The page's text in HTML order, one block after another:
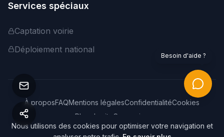
Services spéciaux
Captation voirie
Déploiement national
©2026 Webvisite. Tous droits réservés.
À proposFAQMentions légalesConfidentialitéCookies
Plan du site
Connexion
Nous utilisons des cookies pour optimiser votre navigation et
Besoin d'aide ?